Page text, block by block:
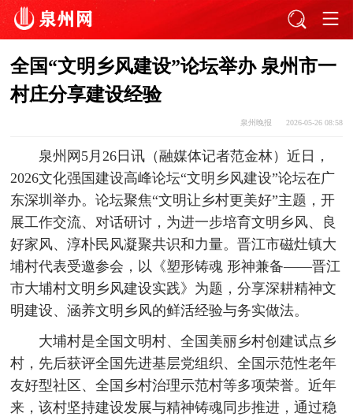
全国“文明乡风建设”论坛举办 泉州市一
村庄分享建设经验
泉州晚报 2026-05-26 08:58
泉州网5月26日讯（融媒体记者范金林）近日，
2026文化强国建设高峰论坛“文明乡风建设”论坛在广
东深圳举办。论坛聚焦“文明让乡村更美好”主题，开
展工作交流、对话研讨，为进一步培育文明乡风、良
好家风、淳朴民风凝聚共识和力量。晋江市磁灶镇大
埔村代表受邀参会，以《塑形铸魂 形神兼备——晋江
市大埔村文明乡风建设实践》为题，分享深耕精神文
明建设、涵养文明乡风的鲜活经验与务实做法。
大埔村是全国文明村、全国美丽乡村创建试点乡
村，先后获评全国先进基层党组织、全国示范性老年
友好型社区、全国乡村治理示范村等多项荣誉。近年
来，该村坚持建设发展与精神铸魂同步推进，通过稳